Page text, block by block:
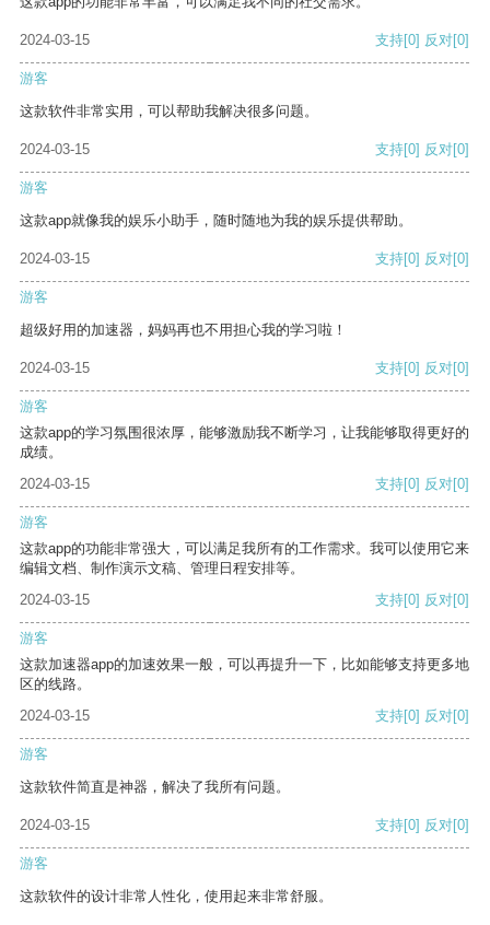
2024-03-15 支持[0] 反对[0]
游客
这款软件非常实用，可以帮助我解决很多问题。
2024-03-15 支持[0] 反对[0]
游客
这款app就像我的娱乐小助手，随时随地为我的娱乐提供帮助。
2024-03-15 支持[0] 反对[0]
游客
超级好用的加速器，妈妈再也不用担心我的学习啦！
2024-03-15 支持[0] 反对[0]
游客
这款app的学习氛围很浓厚，能够激励我不断学习，让我能够取得更好的
成绩。
2024-03-15
支持[0] 反对[0]
游客
这款app的功能非常强大，可以满足我所有的工作需求。我可以使用它来
编辑文档、制作演示文稿、管理日程安排等。
2024-03-15
支持[0] 反对[0]
游客
这款加速器app的加速效果一般，可以再提升一下，比如能够支持更多地
区的线路。
2024-03-15
支持[0] 反对[0]
游客
这款软件简直是神器，解决了我所有问题。
2024-03-15 支持[0] 反对[0]
游客
这款软件的设计非常人性化，使用起来非常舒服。